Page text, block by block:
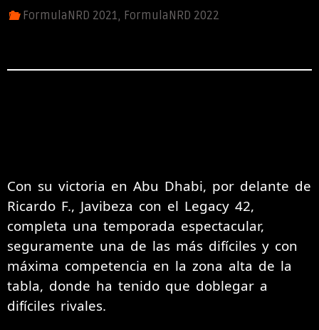
FormulaNRD 2021, FormulaNRD 2022
Con su victoria en Abu Dhabi, por delante de
Ricardo F., Javibeza con el Legacy 42,
completa una temporada espectacular,
seguramente una de las más difíciles y con
máxima competencia en la zona alta de la
tabla, donde ha tenido que doblegar a
difíciles rivales.